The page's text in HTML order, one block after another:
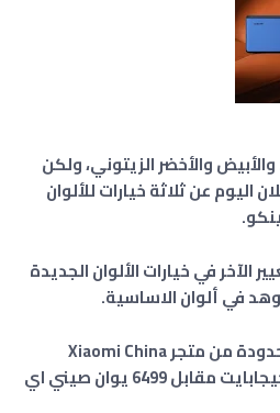
والأخضر الزيتوني، ولكن
عن ثلاثة خيارات للألوان
الألمنيوم، والتغيير الآخر في خيارات الألوان الجديدة
في ألوان الاساسية.
ستكون خيارات ألوان شاومي 13 Ultra الثلاثة الجديدة، متوفرة بكميات محدودة من متجر Xiaomi China
الرسمي عبر الإنترنت بداية من 6 ماي 2023. وستتوفر فقط لنسخة 16/512 جيجابايت مقابل 6499 يوان صيني اي